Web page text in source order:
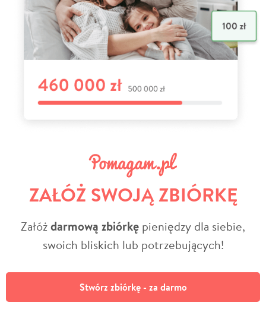
ZAŁÓŻ SWOJĄ ZBIÓRKĘ
Załóżdarmową zbiórkę pieniędzy dla siebie,
swoich bliskich lub potrzebujących!
Stwórz zbiórkę - za darmo